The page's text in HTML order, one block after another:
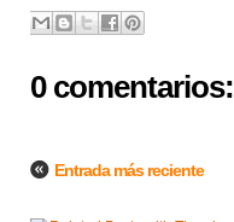
0 comentarios:
Entrada más reciente